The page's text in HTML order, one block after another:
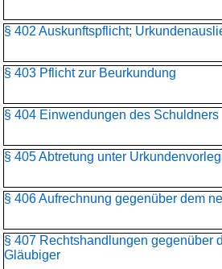
§ 402 Auskunftspflicht;
§ 403 Pflicht zur Beurkundung
§ 404 Einwendungen des Schuldners
§ 405 Abtretung unter
§ 406 Aufrechnung gegenüber dem
§ 407 Rechtshandlungen gegenüber
Gläubiger